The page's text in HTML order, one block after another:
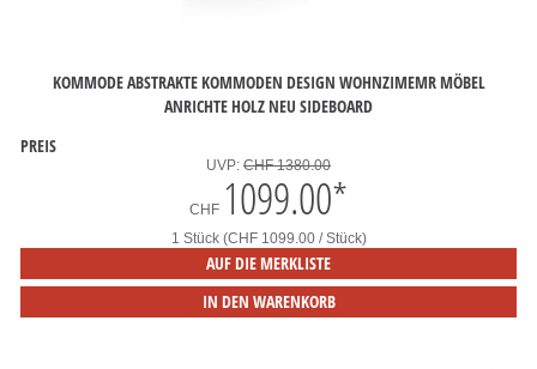
KOMMODE ABSTRAKTE KOMMODEN DESIGN WOHNZIMEMR MÖBEL
ANRICHTE HOLZ NEU SIDEBOARD
PREIS
UVP: CHF 1380.00
CHF 1099.00*
1 Stück (CHF 1099.00 / Stück)
AUF DIE MERKLISTE
IN DEN WARENKORB